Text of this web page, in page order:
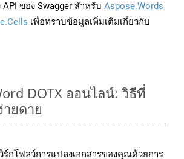
API ของ Swagger สำหรับ Aspose.Words
เพื่อทราบข้อมูลเพิ่มเติมเกี่ยวกับ
DOTX ออนไลน์: วิธีที่
ายดาย
ร์กโฟลว์การแปลงเอกสารของคุณด้วยการ